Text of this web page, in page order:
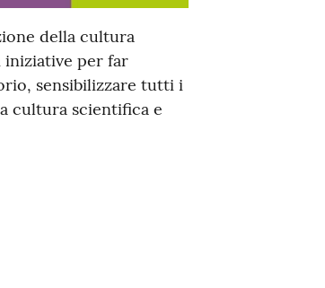
della cultura
per far
sensibilizzare tutti i
cultura scientifica e